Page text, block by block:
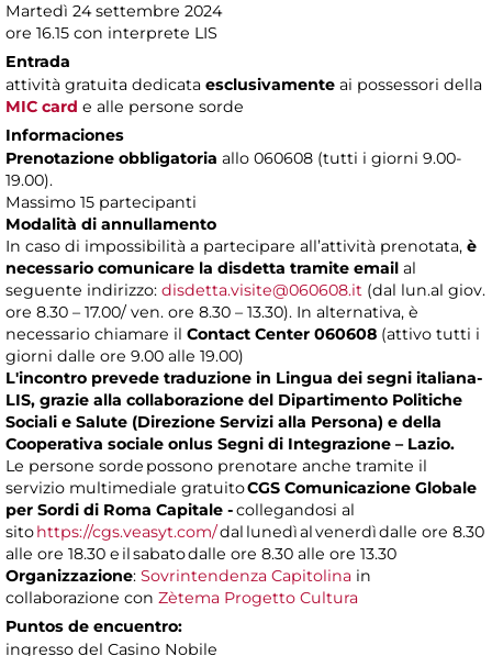
Martedì 24 settembre 2024
ore 16.15 con interprete LIS
Entrada
attività gratuita dedicata esclusivamente ai possessori della
MIC card e alle persone sorde
Informaciones
Prenotazione obbligatoria allo 060608 (tutti i giorni 9.00-
19.00).
Massimo 15 partecipanti
Modalità di annullamento
In caso di impossibilità a partecipare all’attività prenotata, è
necessario comunicare la disdetta tramite email al
seguente indirizzo: disdetta.visite@060608.it (dal lun.al giov.
ore 8.30 – 17.00/ ven. ore 8.30 – 13.30). In alternativa, è
necessario chiamare il Contact Center 060608 (attivo tutti i
giorni dalle ore 9.00 alle 19.00)
L'incontro prevede traduzione in Lingua dei segni italiana-
LIS, grazie alla collaborazione del Dipartimento Politiche
Sociali e Salute (Direzione Servizi alla Persona) e della
Cooperativa sociale onlus Segni di Integrazione – Lazio.
Le persone sorde possono prenotare anche tramite il
servizio multimediale gratuitoCGS Comunicazione Globale
per Sordi di Roma Capitale -collegandosi al
sitohttps://cgs.veasyt.com/dal lunedì al venerdì dalle ore 8.30
alle ore 18.30 e il sabato dalle ore 8.30 alle ore 13.30
Organizzazione: Sovrintendenza Capitolina in
collaborazione con Zètema Progetto Cultura
Puntos de encuentro:
ingresso del Casino Nobile